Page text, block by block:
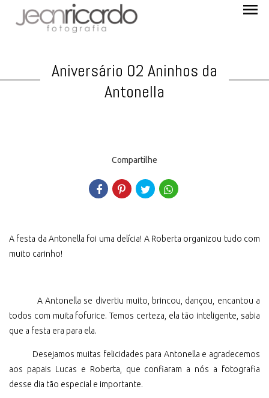
menu
Aniversário 02 Aninhos da
Antonella
Compartilhe
A festa da Antonella foi uma delícia! A Roberta organizou tudo com
muito carinho!
A Antonella se divertiu muito, brincou, dançou, encantou a
todos com muita fofurice. Temos certeza, ela tão inteligente, sabia
que a festa era para ela.
Desejamos muitas felicidades para Antonella e agradecemos
aos papais Lucas e Roberta, que confiaram a nós a fotografia
desse dia tão especial e importante.